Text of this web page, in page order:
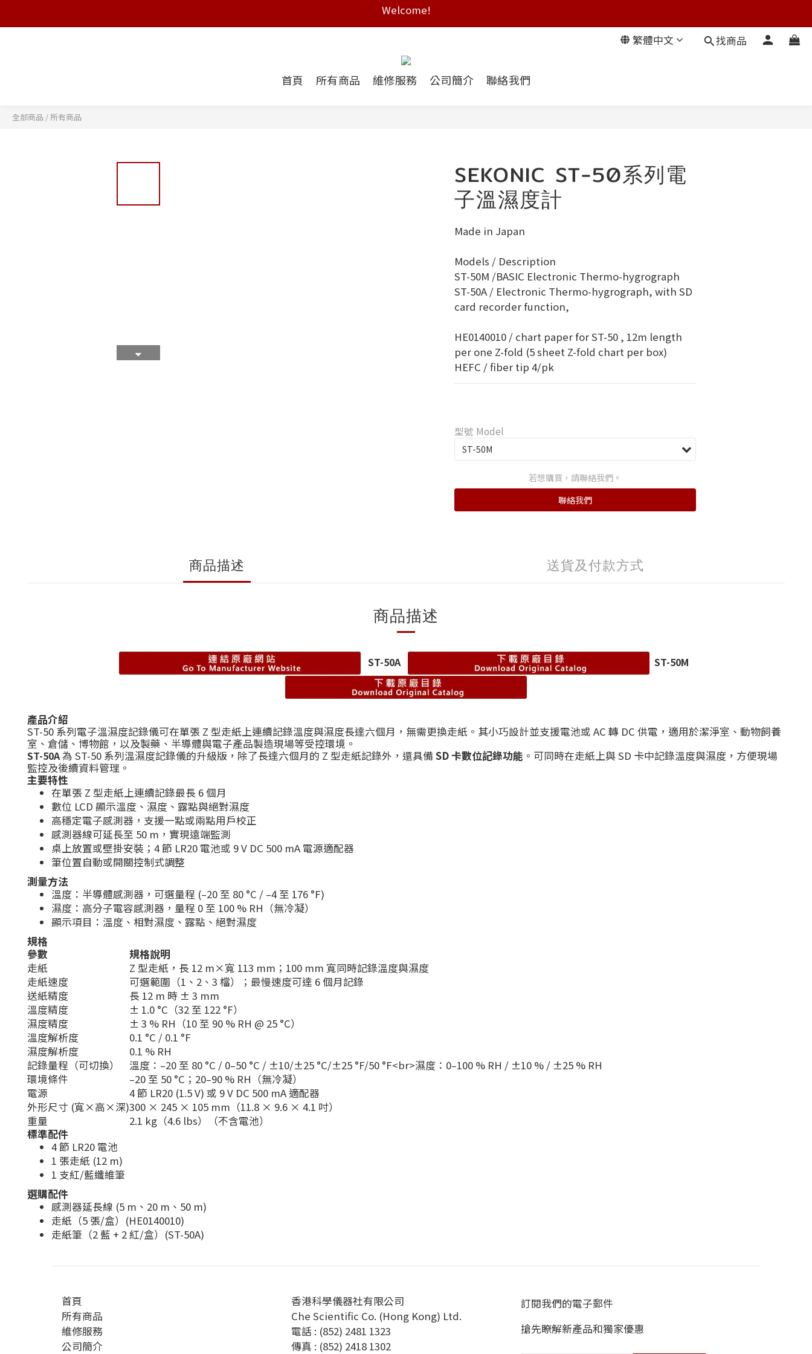
Free shipping on HK orders over $2000
繁體中文
找商品
首頁 所有商品 維修服務 公司簡介 聯絡我們
全部商品 / 所有商品
SEKONIC ST-50系列電
子溫濕度計
Made in Japan
Models / Description
ST-50M /BASIC Electronic Thermo-hygrograph
ST-50A / Electronic Thermo-hygrograph, with SD
card recorder function,
HE0140010 / chart paper for ST-50 , 12m length
per one Z-fold (5 sheet Z-fold chart per box)
HEFC / fiber tip 4/pk
型號 Model
若想購買，請聯絡我們。
聯絡我們
商品描述 送貨及付款方式
商品描述
ST-50A ST-50M
產品介紹
ST-50 系列電子溫濕度記錄儀可在單張 Z 型走紙上連續記錄溫度與濕度長達六個月，無需更換走紙。其小巧設計並支援電池或 AC 轉 DC 供電，適用於潔淨室、動物飼養
室、倉儲、博物館，以及製藥、半導體與電子產品製造現場等受控環境。
ST-50A為 ST-50 系列溫濕度記錄儀的升級版，除了長達六個月的 Z 型走紙記錄外，還具備 SD 卡數位記錄功能 。可同時在走紙上與 SD 卡中記錄溫度與濕度，方便現場
監控及後續資料管理。
主要特性
在單張 Z 型走紙上連續記錄最長 6 個月
數位 LCD 顯示溫度、濕度、露點與絕對濕度
高穩定電子感測器，支援一點或兩點用戶校正
感測器線可延長至 50 m，實現遠端監測
桌上放置或壁掛安裝；4 節 LR20 電池或 9 V DC 500 mA 電源適配器
筆位置自動或開關控制式調整
測量方法
溫度：半導體感測器，可選量程 (–20 至 80 °C / –4 至 176 °F)
濕度：高分子電容感測器，量程 0 至 100 % RH（無冷凝）
顯示項目：溫度、相對濕度、露點、絕對濕度
規格
參數
規格說明
走紙
Z 型走紙，長 12 m×寬 113 mm；100 mm 寬同時記錄溫度與濕度
走紙速度
可選範圍（1、2、3 檔）；最慢速度可達 6 個月記錄
送紙精度
長 12 m 時 ± 3 mm
溫度精度
± 1.0 °C（32 至 122 °F）
濕度精度
± 3 % RH（10 至 90 % RH @ 25 °C）
溫度解析度
0.1 °C / 0.1 °F
濕度解析度
0.1 % RH
記錄量程（可切換）
溫度：–20 至 80 °C / 0–50 °C / ±10/±25 °C/±25 °F/50 °F<br>濕度：0–100 % RH / ±10 % / ±25 % RH
環境條件
–20 至 50 °C；20–90 % RH（無冷凝）
電源
4 節 LR20 (1.5 V) 或 9 V DC 500 mA 適配器
外形尺寸 (寬×高×深)300 × 245 × 105 mm（11.8 × 9.6 × 4.1 吋）
重量
2.1 kg（4.6 lbs）（不含電池）
標準配件
4 節 LR20 電池
1 張走紙 (12 m)
1 支紅/藍纖維筆
選購配件
感測器延長線 (5 m、20 m、50 m)
走紙（5 張/盒）(HE0140010)
走紙筆（2 藍 + 2 紅/盒）(ST-50A)
首頁
所有商品
維修服務
公司簡介
香港科學儀器社有限公司
Che Scientific Co. (Hong Kong) Ltd.
電話 : (852) 2481 1323
傳真 : (852) 2418 1302
訂閱我們的電子郵件
搶先瞭解新產品和獨家優惠